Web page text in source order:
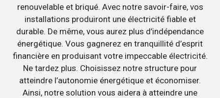
renouvelable et briqué. Avec notre savoir-faire, vos
installations produiront une électricité fiable et
durable. De même, vous aurez plus d’indépendance
énergétique. Vous gagnerez en tranquillité d’esprit
financière en produisant votre impeccable électricité.
Ne tardez plus. Choisissez notre structure pour
atteindre l’autonomie énergétique et économiser.
Ainsi, notre solution vous aidera à atteindre une